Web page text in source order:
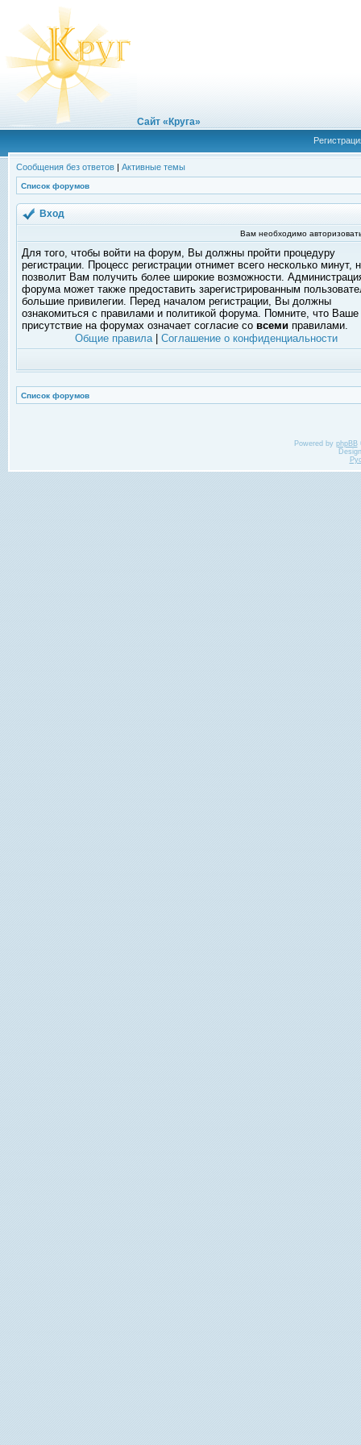
Сайт «Круга»
Сообщения без ответов | Активные темы
Список форумов
Вход
Вам необходимо
Для того, чтобы войти на форум, Вы должны пройти процедуру
регистрации. Процесс регистрации отнимет всего несколько минут,
позволит Вам получить более широкие возможности.
форума может также предоставить зарегистрированным
большие привилегии. Перед началом регистрации, Вы должны
ознакомиться с правилами и политикой форума. Помните, что Ваше
присутствие на форумах означает согласие со всеми правилами.
Общие правила| Соглашение о конфиденциальности
Список форумов
Powered by phpBB